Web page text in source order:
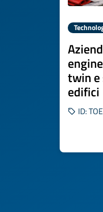
twin e
edifici
ID: